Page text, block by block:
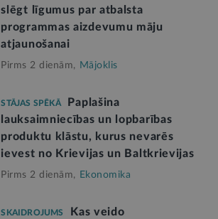
slēgt līgumus par atbalsta
programmas aizdevumu māju
atjaunošanai
Pirms 2 dienām, Mājoklis
STĀJAS SPĒKĀ
Paplašina
lauksaimniecības un lopbarības
produktu klāstu, kurus nevarēs
ievest no Krievijas un Baltkrievijas
Pirms 2 dienām, Ekonomika
SKAIDROJUMS
Kas veido